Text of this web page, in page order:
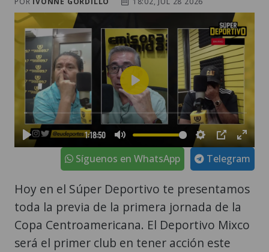
Telegram
Síguenos en WhatsApp
Hoy en el Súper Deportivo te presentamos
toda la previa de la primera jornada de la
Copa Centroamericana. El Deportivo Mixco
será el primer club en tener acción este